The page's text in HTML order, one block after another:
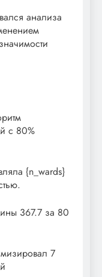
анализа
с 80%
{n_wards}
367.7 за 80
7